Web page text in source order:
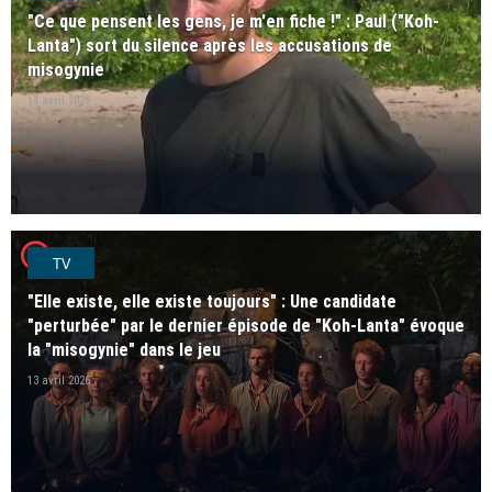
"Ce que pensent les gens, je m'en fiche !" : Paul ("Koh-
Lanta") sort du silence après les accusations de
misogynie
14 avril 2026
player2TV
"Elle existe, elle existe toujours" : Une candidate
"perturbée" par le dernier épisode de "Koh-Lanta" évoque
la "misogynie" dans le jeu
13 avril 2026